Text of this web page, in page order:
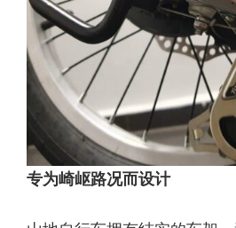
专为崎岖路况而设计